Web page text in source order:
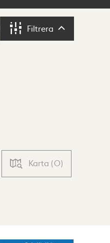
Filtrera Filtrera
Karta (0)